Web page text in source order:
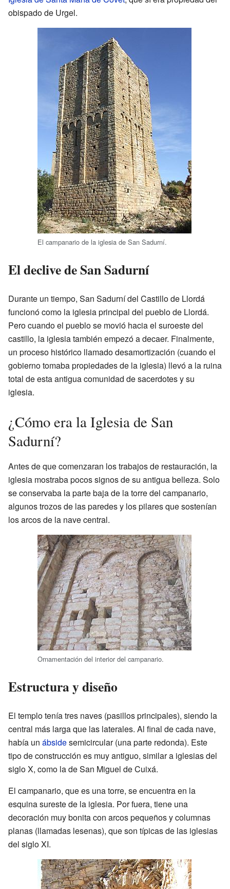
obispado de Urgel.
El campanario de la iglesia de San Sadurní.
El declive de San Sadurní
Durante un tiempo, San Sadurní del Castillo de Llordá
funcionó como la iglesia principal del pueblo de Llordá.
Pero cuando el pueblo se movió hacia el suroeste del
castillo, la iglesia también empezó a decaer. Finalmente,
un proceso histórico llamado desamortización (cuando el
gobierno tomaba propiedades de la iglesia) llevó a la ruina
total de esta antigua comunidad de sacerdotes y su
iglesia.
¿Cómo era la Iglesia de San
Sadurní?
Antes de que comenzaran los trabajos de restauración, la
iglesia mostraba pocos signos de su antigua belleza. Solo
se conservaba la parte baja de la torre del campanario,
algunos trozos de las paredes y los pilares que sostenían
los arcos de la nave central.
Ornamentación del interior del campanario.
Estructura y diseño
El templo tenía tres naves (pasillos principales), siendo la
central más larga que las laterales. Al final de cada nave,
había un ábsidesemicircular (una parte redonda). Este
tipo de construcción es muy antiguo, similar a iglesias del
siglo X, como la de San Miguel de Cuixá.
El campanario, que es una torre, se encuentra en la
esquina sureste de la iglesia. Por fuera, tiene una
decoración muy bonita con arcos pequeños y columnas
planas (llamadas lesenas), que son típicas de las iglesias
del siglo XI.